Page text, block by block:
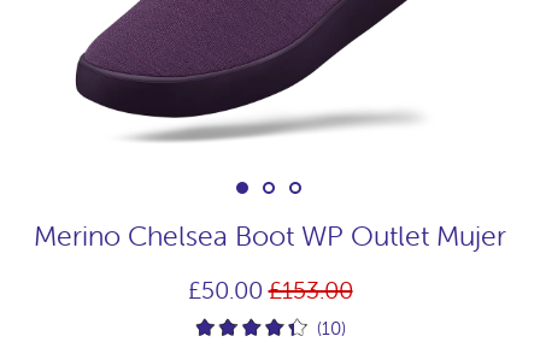
Merino Chelsea Boot WP Outlet Mujer
£50.00Precio
habitual
£153.00
(10)